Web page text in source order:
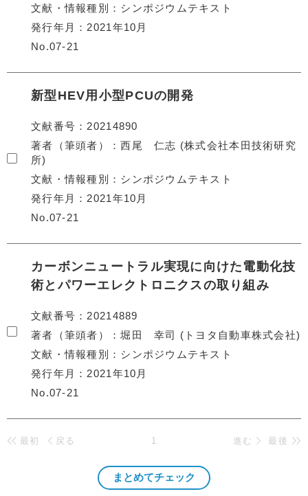
文献・情報種別
シンポジウムテキスト
発行年月
2021年10月
No.07-21
新型HEV用小型PCUの開発
文献番号
20214890
著者（筆頭者）
西尾 仁志 (株式会社本田技術研究
所)
文献・情報種別
シンポジウムテキスト
発行年月
2021年10月
No.07-21
カーボンニュートラル実現に向けた電動化技
術とパワーエレクトロニクスの取り組み
文献番号
20214889
著者（筆頭者）
堀田 幸司 (トヨタ自動車株式会社)
文献・情報種別
シンポジウムテキスト
発行年月
2021年10月
No.07-21
最初 戻る 1 進む 最後